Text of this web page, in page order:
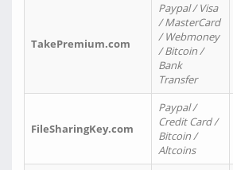
TakePremium.com
Paypal / Visa
/ MasterCard
/ Webmoney
/ Bitcoin /
Bank
Transfer
FileSharingKey.com
Paypal /
Credit Card /
Bitcoin /
Altcoins